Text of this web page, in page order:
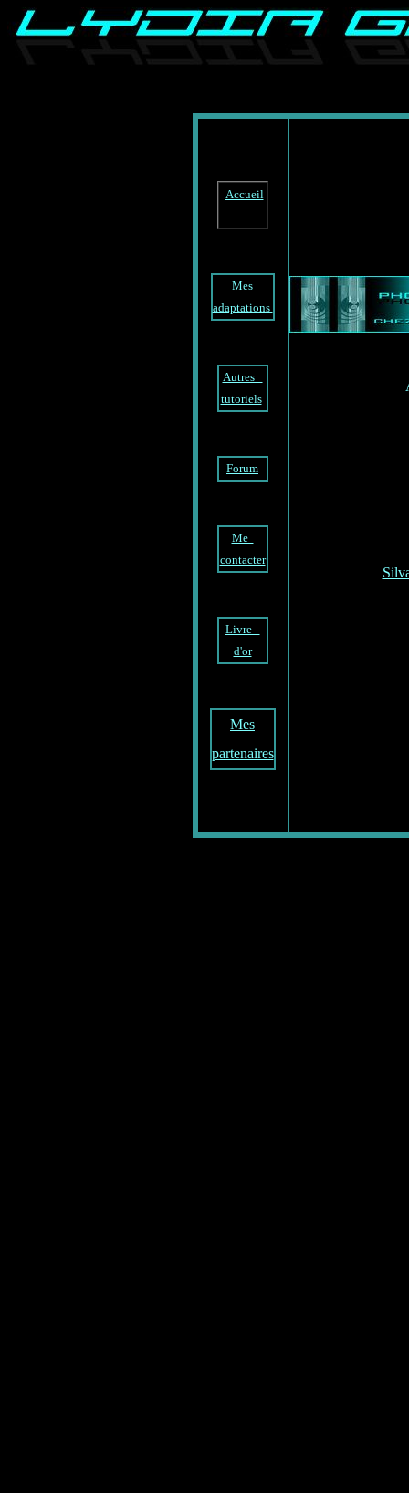
Accueil
Mes
adaptations
Autres
tutoriels
Forum
Me
contacter
Livre
d'or
Mes
partenaires